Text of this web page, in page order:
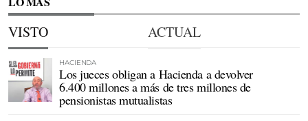
VISTO ACTUAL
HACIENDA
Los jueces obligan a Hacienda a devolver
6.400 millones a más de tres millones de
pensionistas mutualistas